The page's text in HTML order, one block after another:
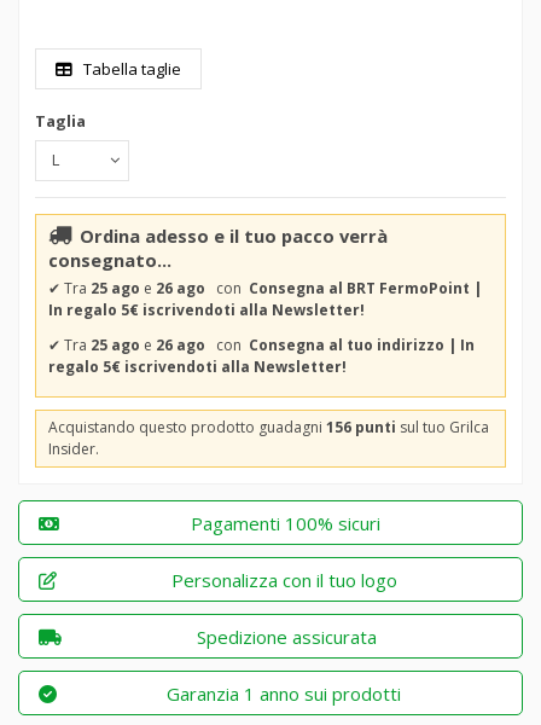
Tabella taglie
Taglia
Ordina adesso e il tuo pacco verrà
consegnato...
✔ Tra 25 ago e 26 ago con Consegna al BRT FermoPoint |
In regalo 5€ iscrivendoti alla Newsletter!
✔ Tra 25 ago e 26 ago con Consegna al tuo indirizzo | In
regalo 5€ iscrivendoti alla Newsletter!
Acquistando questo prodotto guadagni 156 punti sul tuo Grilca
Insider.
Pagamenti 100% sicuri
Personalizza con il tuo logo
Spedizione assicurata
Garanzia 1 anno sui prodotti